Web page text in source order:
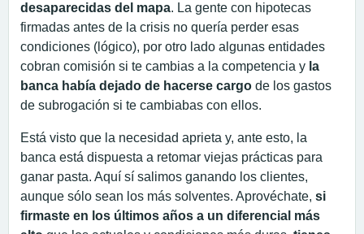
desaparecidas del mapa. La gente con hipotecas
firmadas antes de la crisis no quería perder esas
condiciones (lógico), por otro lado algunas entidades
cobran comisión si te cambias a la competencia y la
banca había dejado de hacerse cargo de los gastos
de subrogación si te cambiabas con ellos.
Está visto que la necesidad aprieta y, ante esto, la
banca está dispuesta a retomar viejas prácticas para
ganar pasta. Aquí sí salimos ganando los clientes,
aunque sólo sean los más solventes. Aprovéchate, si
firmaste en los últimos años a un diferencial más